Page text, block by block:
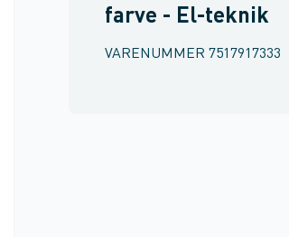
farve - El-teknik
VARENUMMER 7517917333